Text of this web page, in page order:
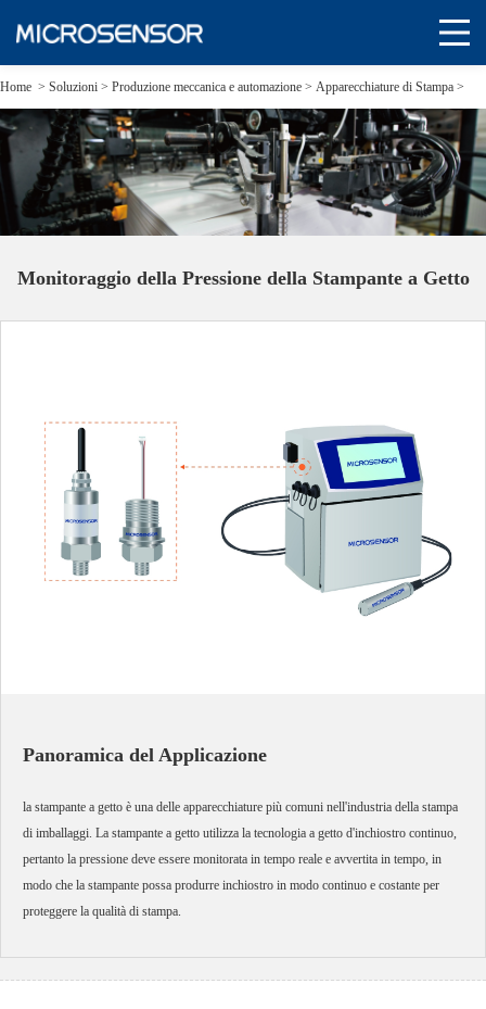
Home > Soluzioni > Produzione meccanica e automazione > Apparecchiature di Stampa >
Monitoraggio della Pressione della Stampante a Getto
Monitoraggio della Pressione della Stampante a Getto
Panoramica del Applicazione
la stampante a getto è una delle apparecchiature più comuni nell'industria della stampa
di imballaggi. La stampante a getto utilizza la tecnologia a getto d'inchiostro continuo,
pertanto la pressione deve essere monitorata in tempo reale e avvertita in tempo, in
modo che la stampante possa produrre inchiostro in modo continuo e costante per
proteggere la qualità di stampa.